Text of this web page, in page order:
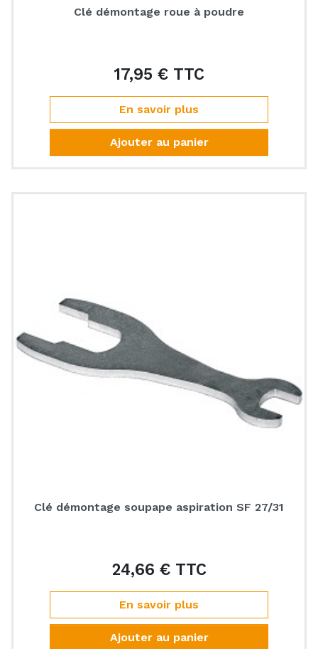
Clé démontage roue à poudre
17,95 € TTCPrix
En savoir plus
Ajouter au panier
Clé démontage soupape aspiration SF 27/31
24,66 € TTCPrix
En savoir plus
Ajouter au panier